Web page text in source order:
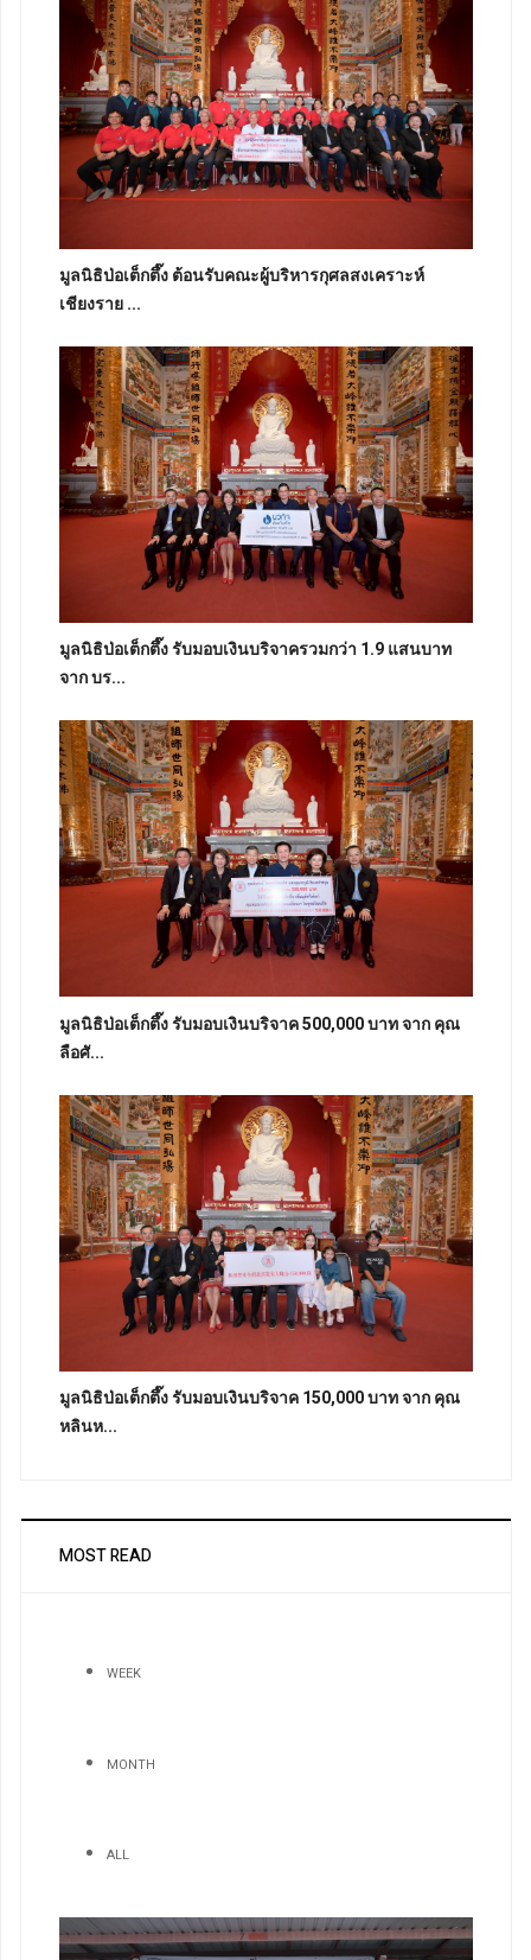
มูลนิธิป่อเต็กตึ๊ง ต้อนรับคณะผู้บริหารกุศลสงเคราะห์
เชียงราย ...
มูลนิธิป่อเต็กตึ๊ง รับมอบเงินบริจาครวมกว่า 1.9 แสนบาท
จาก บร...
มูลนิธิป่อเต็กตึ๊ง รับมอบเงินบริจาค 500,000 บาท จาก คุณ
ลือศั...
มูลนิธิป่อเต็กตึ๊ง รับมอบเงินบริจาค 150,000 บาท จาก คุณ
หลินห...
MOST READ
WEEK
MONTH
ALL